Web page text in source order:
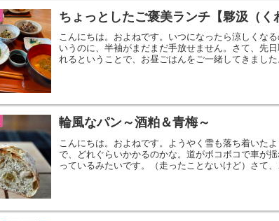
ちょっとしたご褒美ランチ【夥汲（く
こんにちは。およねです。いつになったら涼しくな
いうのに、半袖がまだまだ手放せません。さて、先
れるということで、お昼ごはんをご一緒してきました
輪風なパン～酒粕＆青梅～
こんにちは。およねです。ようやく雪も落ち着いた
で、どれぐらいかかるのかな。道がボコボコで車が
っているみたいです。（走ったことないけど）さて、